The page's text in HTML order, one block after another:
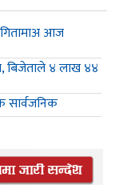
आज
बिजेताले ४ लाख ४४
सार्वजनिक